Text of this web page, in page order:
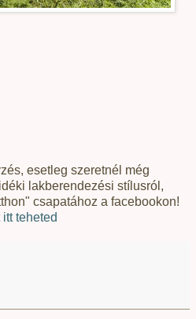
esetleg szeretnél még
lakberendezési stílusról,
csapatához a facebookon!
itt teheted